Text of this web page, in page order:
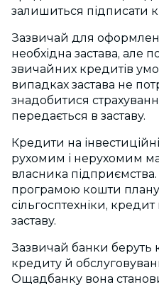
залишиться підписати
Зазвичай для
необхідна застава, але
звичайних кредитів
випадках застава не
знадобитися
передається в заставу.
Кредити на
рухомим і нерухомим
власника
програмою кошти
сільгосптехніки,
заставу.
Зазвичай банки беруть
кредиту й
Ощадбанку вона